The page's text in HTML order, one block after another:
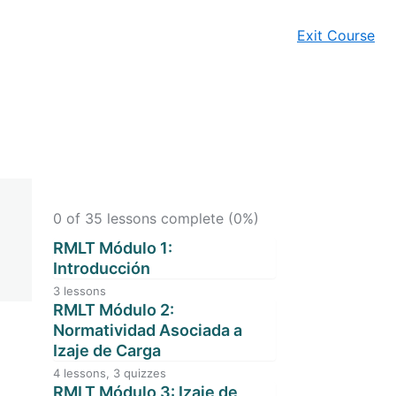
Exit Course
0 of 35 lessons complete (0%)
RMLT Módulo 1:
Introducción
RMLT Lección 01: Objetivos del
Entrenamiento
RMLT Lección 02: Definiciones
Relevantes en Izaje de Cargas
3 lessons
RMLT Módulo 2:
Normatividad Asociada a
Izaje de Carga
RMLT Lección 04: Normalización
4 lessons, 3 quizzes
RMLT Módulo 3: Izaje de